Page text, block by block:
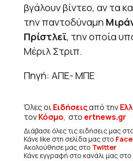
βγάλουν βίντεο, αν τα
την παντοδύναμη
Πρίστλεϊ, την οποία
Μέριλ Στριπ.
Πηγή: ΑΠΕ- ΜΠΕ
Όλες οιΕιδήσειςαπό την
τονΚόσμο, στο ertnews.gr
Διάβασε όλες τις ειδήσεις μας
Κάνε like στη σελίδα μας στο
Ακολούθησε μας στο Twitter
Κάνε εγγραφή στο κανάλι μας στο